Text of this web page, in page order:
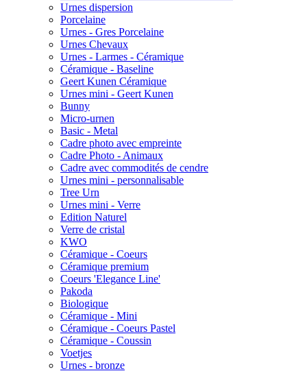
Urnes dispersion
Porcelaine
Urnes - Gres Porcelaine
Urnes Chevaux
Urnes - Larmes - Céramique
Céramique - Baseline
Geert Kunen Céramique
Urnes mini - Geert Kunen
Bunny
Micro-urnen
Basic - Metal
Cadre photo avec empreinte
Cadre Photo - Animaux
Cadre avec commodités de cendre
Urnes mini - personnalisable
Tree Urn
Urnes mini - Verre
Edition Naturel
Verre de cristal
KWO
Céramique - Coeurs
Céramique premium
Coeurs 'Elegance Line'
Pakoda
Biologique
Céramique - Mini
Céramique - Coeurs Pastel
Céramique - Coussin
Voetjes
Urnes - bronze